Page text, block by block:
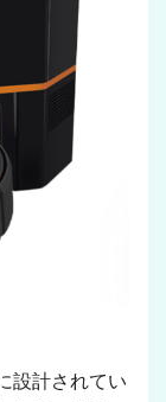
設計されてい